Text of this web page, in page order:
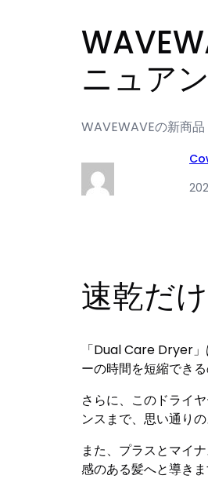
ニュア
WAVEWAVEの新商
速乾だ
「Dual Care Dryer
ーの時間を短縮でき
さらに、このドライ
ンスまで、思い通り
また、プラスとマイ
感のある髪へと導きま